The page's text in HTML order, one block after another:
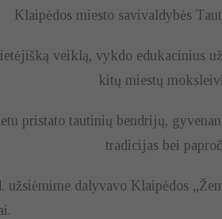
Klaipėdos miesto savivaldybės
veiklą, vykdo edukacinius
kitų miestų
pristato tautinių bendrijų,
tradicijas bei
užsiėmime dalyvavo Klaipėdos